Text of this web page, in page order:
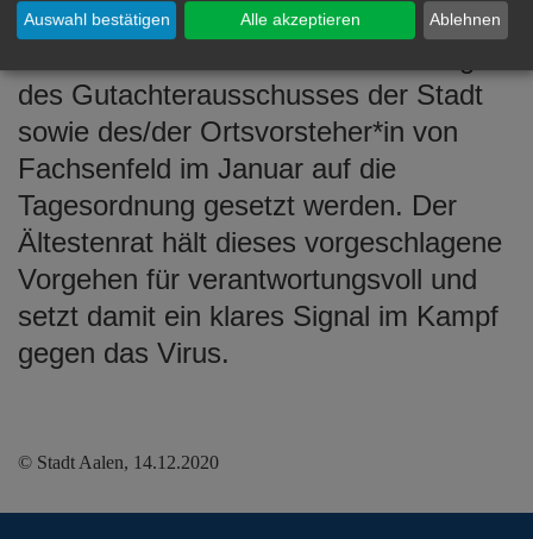
und entschieden werden. Insbesondere
des Gutachterausschusses der Stadt
sowie des/der Ortsvorsteher*in von
Fachsenfeld im Januar auf die
Tagesordnung gesetzt werden. Der
Ältestenrat hält dieses vorgeschlagene
Vorgehen für verantwortungsvoll und
setzt damit ein klares Signal im Kampf
gegen das Virus.
© Stadt Aalen, 14.12.2020
Ablehnen
Auswahl bestätigen Alle akzeptieren